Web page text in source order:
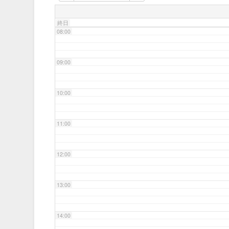
終日
08:00
09:00
10:00
11:00
12:00
13:00
14:00